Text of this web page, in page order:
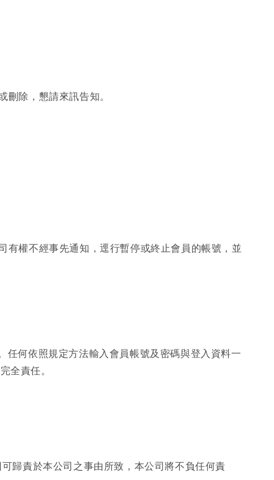
除，懇請來訊告知。
有權不經事先通知，逕行暫停或終止會員的帳號，並
何依照規定方法輸入會員帳號及密碼與登入資料一
全責任。
歸責於本公司之事由所致，本公司將不負任何責